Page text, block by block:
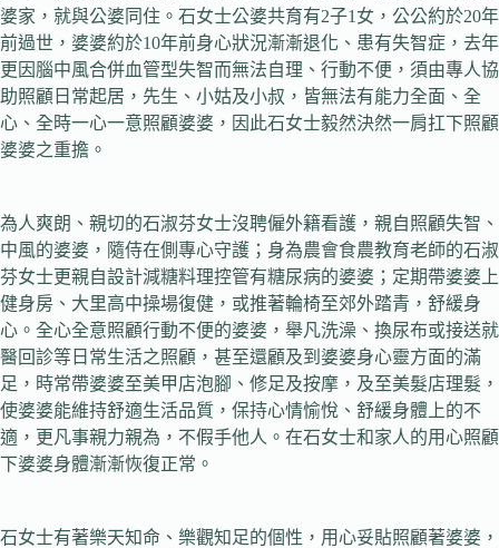
婆家，就與公婆同住。石女士公婆共育有2子1女，公公約於20年
前過世，婆婆約於10年前身心狀況漸漸退化、患有失智症，去年
更因腦中風合併血管型失智而無法自理、行動不便，須由專人協
助照顧日常起居，先生、小姑及小叔，皆無法有能力全面、全
心、全時一心一意照顧婆婆，因此石女士毅然決然一肩扛下照顧
婆婆之重擔。
為人爽朗、親切的石淑芬女士沒聘僱外籍看護，親自照顧失智、
中風的婆婆，隨侍在側專心守護；身為農會食農教育老師的石淑
芬女士更親自設計減糖料理控管有糖尿病的婆婆；定期帶婆婆上
健身房、大里高中操場復健，或推著輪椅至郊外踏青，舒緩身
心。全心全意照顧行動不便的婆婆，舉凡洗澡、換尿布或接送就
醫回診等日常生活之照顧，甚至還顧及到婆婆身心靈方面的滿
足，時常帶婆婆至美甲店泡腳、修足及按摩，及至美髮店理髮，
使婆婆能維持舒適生活品質，保持心情愉悅、舒緩身體上的不
適，更凡事親力親為，不假手他人。在石女士和家人的用心照顧
下婆婆身體漸漸恢復正常。
石女士有著樂天知命、樂觀知足的個性，用心妥貼照顧著婆婆，